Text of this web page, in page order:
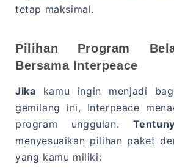
tetap maksimal.
Pilihan Program
Bersama Interpeace
Jika kamu ingin menjadi
gemilang ini, Interpeace
program unggulan.
menyesuaikan pilihan paket
yang kamu miliki: